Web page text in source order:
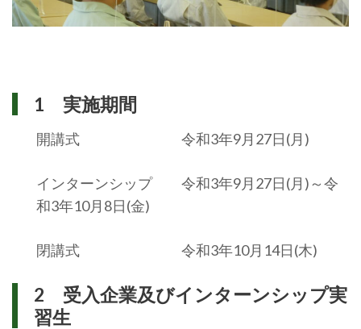
1 実施期間
開講式 令和3年9月27日(月)
インターンシップ 令和3年9月27日(月)～令
和3年10月8日(金)
閉講式 令和3年10月14日(木)
2 受入企業及びインターンシップ実
習生